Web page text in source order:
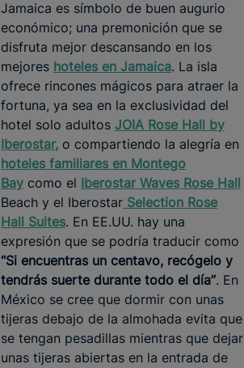
Jamaica es símbolo de buen augurio
económico; una premonición que se
disfruta mejor descansando en los
mejores hoteles en Jamaica. La isla
ofrece rincones mágicos para atraer la
fortuna, ya sea en la exclusividad del
hotel solo adultos JOIA Rose Hall by
Iberostar, o compartiendo la alegría en
hoteles familiares en Montego
Bay como el Iberostar Waves Rose Hall
Beach y el Iberostar Selection Rose
Hall Suites. En EE.UU. hay una
expresión que se podría traducir como
“Si encuentras un centavo, recógelo y
tendrás suerte durante todo el día”. En
México se cree que dormir con unas
tijeras debajo de la almohada evita que
se tengan pesadillas mientras que dejar
unas tijeras abiertas en la entrada de